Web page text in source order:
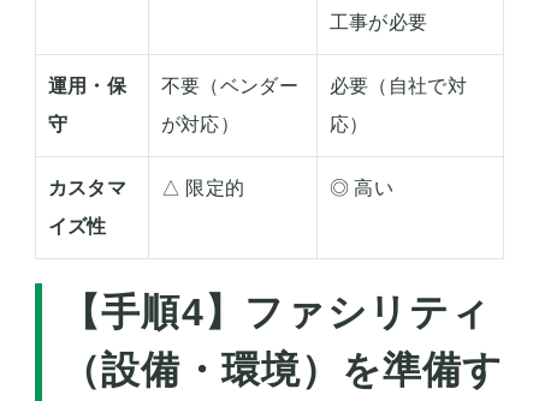
工事が必要
運用・保
守
不要（ベンダー
が対応）
必要（自社で対
応）
カスタマ
イズ性
△ 限定的 ◎ 高い
【手順4】ファシリティ
（設備・環境）を準備す